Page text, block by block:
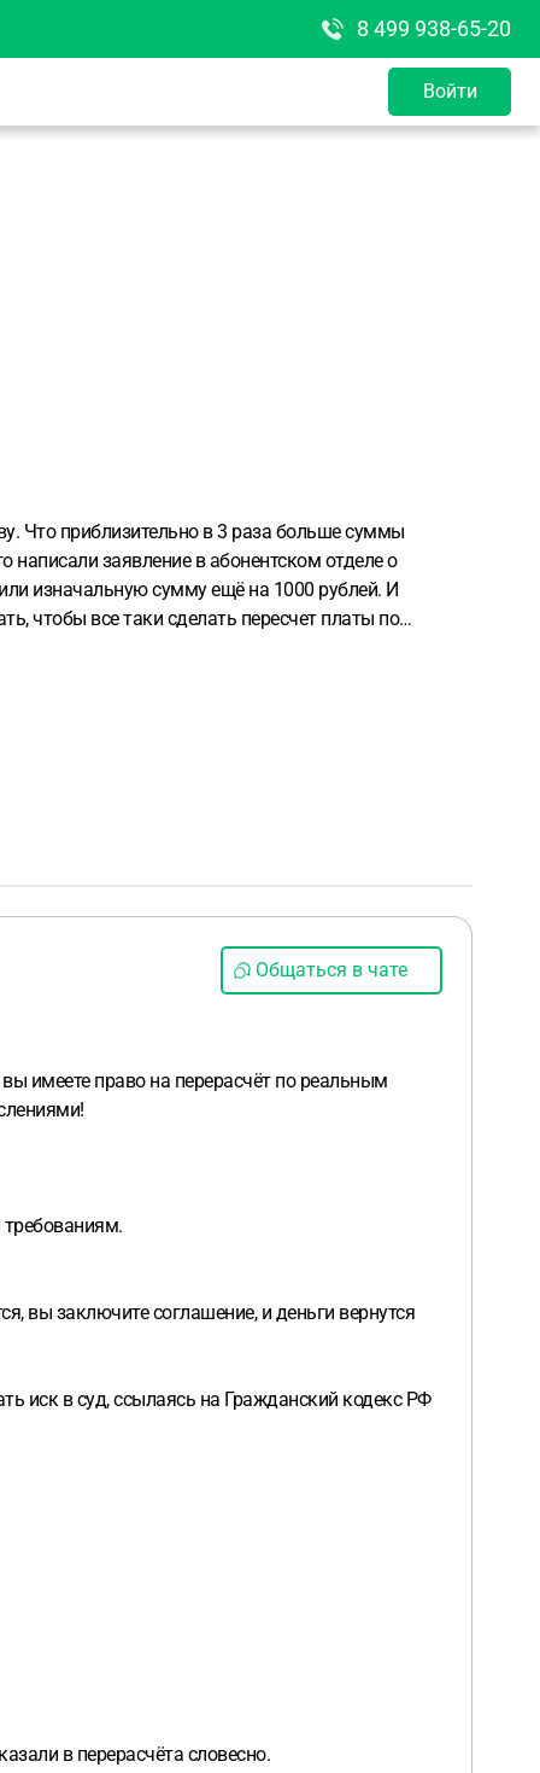
8 499 938-65-20
Войти
Что приблизительно в 3 раза больше суммы
написали заявление в абонентском отделе о
изначальную сумму ещё на 1000 рублей. И
чтобы все таки сделать пересчет платы по
Общаться в чате
имеете право на перерасчёт по реальным
вы заключите соглашение, и деньги вернутся
иск в суд, ссылаясь на Гражданский кодекс РФ
в перерасчёта словесно.